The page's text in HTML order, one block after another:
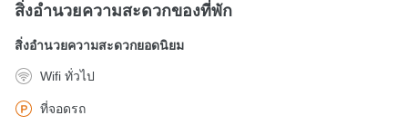
สิ่งอำนวยความสะดวกของที่พัก
สิ่งอำนวยความสะดวกยอดนิยม
Wifi ทั่วไป
ที่จอดรถ